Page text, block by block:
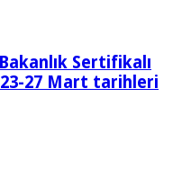
Sertifikalı
27 Mart tarihleri